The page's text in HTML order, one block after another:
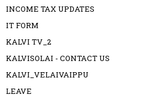
INCOME TAX UPDATES
IT FORM
KALVI TV_2
KALVISOLAI - CONTACT US
KALVI_VELAIVAIPPU
LEAVE